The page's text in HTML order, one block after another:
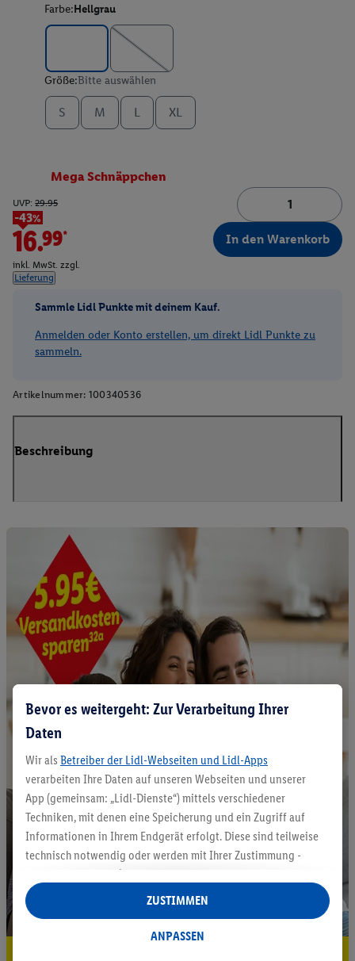
Farbe:Hellgrau
Größe:Bitte auswählen
S M L XL
Mega Schnäppchen
UVP: 29.95
-43%
16.99*
inkl. MwSt. zzgl.
Lieferung
In den Warenkorb
Sammle Lidl Punkte mit deinem Kauf.
Anmelden oder Konto erstellen, um direkt Lidl Punkte zu
sammeln.
Artikelnummer: 100340536
Beschreibung
Bevor es weitergeht: Zur Verarbeitung Ihrer
Daten
Wir als Betreiber der Lidl-Webseiten und Lidl-Apps
verarbeiten Ihre Daten auf unseren Webseiten und unserer
App (gemeinsam: „Lidl-Dienste“) mittels verschiedener
Techniken, mit denen eine Speicherung und ein Zugriff auf
Informationen in Ihrem Endgerät erfolgt. Diese sind teilweise
technisch notwendig oder werden mit Ihrer Zustimmung -
auch durch Partner (u.a.
Verantwortliche; im Zusammenhang mit dem IAB TCF
insgesamt
Statistik-Erstellung oder für personalisierte Werbung
ANPASSEN
ZUSTIMMEN